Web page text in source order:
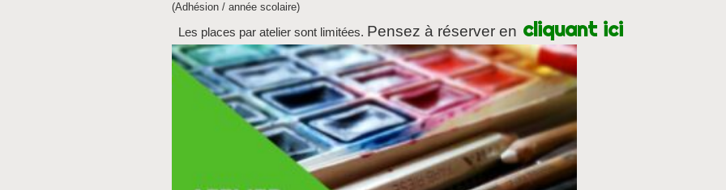
(Adhésion / année scolaire)
Les places par atelier sont limitées. Pensez à réserver en cliquant ici